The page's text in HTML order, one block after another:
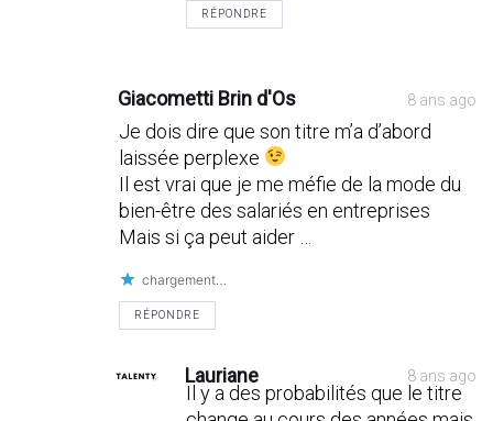
RÉPONDRE
Giacometti Brin d'Os 8 ans ago
Je dois dire que son titre m’a d’abord
laissée perplexe
Il est vrai que je me méfie de la mode du
bien-être des salariés en entreprises
Mais si ça peut aider …
chargement…
RÉPONDRE
Lauriane 8 ans ago
Il y a des probabilités que le titre